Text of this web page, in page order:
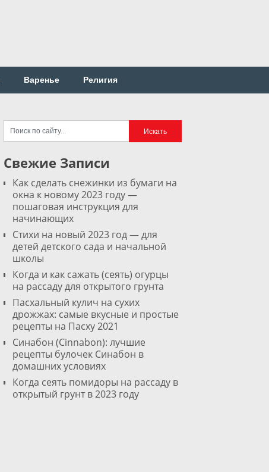
Варенье Религия
Свежие Записи
Как сделать снежинки из бумаги на
окна к новому 2023 году —
пошаговая инструкция для
начинающих
Стихи на новый 2023 год — для
детей детского сада и начальной
школы
Когда и как сажать (сеять) огурцы
на рассаду для открытого грунта
Пасхальный кулич на сухих
дрожжах: самые вкусные и простые
рецепты на Пасху 2021
Cинабон (Cinnabon): лучшие
рецепты булочек Синабон в
домашних условиях
Когда сеять помидоры на рассаду в
открытый грунт в 2023 году